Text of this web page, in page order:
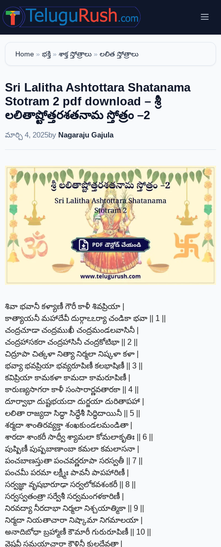
Skip
to
content
Home » భక్తి » శాక్త స్తోత్రాలు » లలిత స్తోత్రాలు
Sri Lalitha Ashtottara Shatanama
Stotram 2 pdf download – శ్రీ
లలితాష్టోత్తరశతనామ స్తోత్రం –2
మార్చి 4, 2025by Nagaraju Gajula
శివా భవానీ కళ్యాణీ గౌరీ కాళీ శివప్రియా |
కాత్యాయనీ మహాదేవీ దుర్గాఽఽర్యా చండికా భవా || 1 ||
చంద్రచూడా చంద్రముఖీ చంద్రమండలవాసినీ |
చంద్రహాసకరా చంద్రహాసినీ చంద్రకోటిభా || 2 ||
చిద్రూపా చిత్కళా నిత్యా నిర్మలా నిష్కళా కళా |
భవ్యా భవప్రియా భవ్యరూపిణీ కలభాషిణీ || 3 ||
కవిప్రియా కామకళా కామదా కామరూపిణీ |
కారుణ్యసాగరా కాళీ సంసారార్ణవతారకా || 4 ||
దూర్వాభా దుష్టభయదా దుర్జయా దురితాపహా |
లలితా రాజ్యదా సిద్ధా సిద్ధేశీ సిద్ధిదాయినీ || 5 ||
శర్మదా శాంతిరవ్యక్తా శంఖకుండలమండితా |
శారదా శాంకరీ సాధ్వీ శ్యామలా కోమలాకృతిః || 6 ||
పుష్పిణీ పుష్పబాణాంబా కమలా కమలాసనా |
పంచబాణస్తుతా పంచవర్ణరూపా సరస్వతీ || 7 ||
పంచమీ పరమా లక్ష్మీః పావనీ పాపహారిణీ |
సర్వజ్ఞా వృషభారూఢా సర్వలోకవశంకరీ || 8 ||
సర్వస్వతంత్రా సర్వేశీ సర్వమంగళకారిణీ |
నిరవద్యా నీరదాభా నిర్మలా నిశ్చయాత్మికా || 9 ||
నిర్మదా నియతాచారా నిష్కామా నిగమాలయా |
అనాదిబోధా బ్రహ్మాణీ కౌమారీ గురురూపిణీ || 10 ||
వైష్ణవీ సమయాచారా కౌళినీ కులదేవతా |